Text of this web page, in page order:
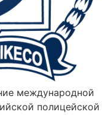
международной
полицейской